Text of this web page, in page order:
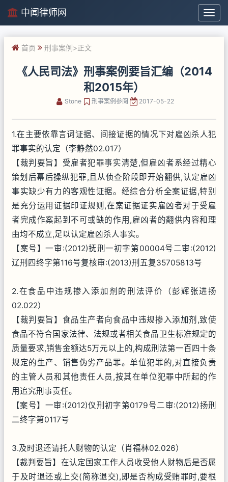
中
闻
律
中闻律师网
首页 刑事案例 >正文
《人民司法》刑事案例要旨汇编（2014
和2015年）
Stone 刑事案例参阅 2017-05-22
1.在主要依靠言词证据、间接证据的情况下对雇凶杀人犯
罪事实的认定（李静然02.017）
【裁判要旨】受雇者犯罪事实清楚,但雇凶者系经过精心
策划后幕后操纵犯罪,且从侦查阶段即开始翻供,认定雇凶
事实缺少有力的客观性证据。经综合分析全案证据,特别
是充分运用证据印证规则,在案证据证实雇凶者对于受雇
者完成作案起到不可或缺的作用,雇凶者的翻供内容和理
由均不成立,足以认定雇凶杀人事实。
【案号】一审:(2012)抚刑一初字第00004号二审:(2012)
辽刑四终字第116号复核审:(2013)刑五复35705813号
2.在食品中违规掺入添加剂的刑法评价（彭辉张进扬
02.022）
【裁判要旨】食品生产者向食品中违规掺入添加剂,致使
食品不符合国家法律、法规或者相关食品卫生标准规定的
质量要求,销售金额达5万元以上的,构成刑法第一百四十条
规定的生产、销售伪劣产品罪。单位犯罪的,对直接负责
的主管人员和其他责任人员,按其在单位犯罪中所起的作
用追究刑事责任。
【案号】一审:(2012)仪刑初字第0179号二审:(2012)扬刑
二终字第0117号
3.及时退还请托人财物的认定（肖福林02.026）
【裁判要旨】在认定国家工作人员收受他人财物后是否属
于及时退还或上交(简称退交),即是否构成受贿罪时,要根